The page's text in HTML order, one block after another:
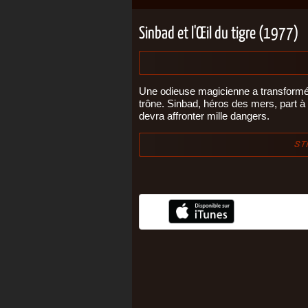
Sinbad et l'Œil du tigre (1977)
Une odieuse magicienne a
trône. Sinbad, héros des mers, part
devra affronter mille dangers.